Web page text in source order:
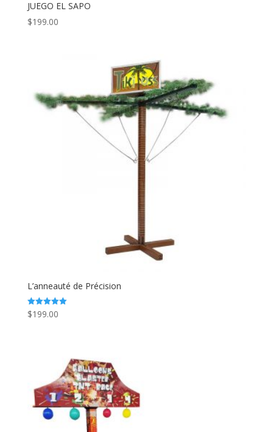
JUEGO EL SAPO
$199.00
L’anneauté de Précision
Note
5.00
$199.00